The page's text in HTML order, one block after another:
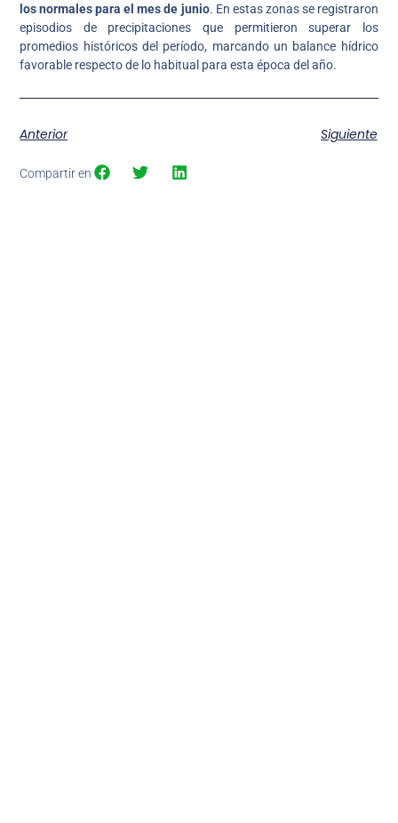
los normales para el mes de junio. En estas zonas se registraron
episodios de precipitaciones que permitieron superar los
promedios históricos del período, marcando un balance hídrico
favorable respecto de lo habitual para esta época del año.
Anterior Siguiente
Compartir en